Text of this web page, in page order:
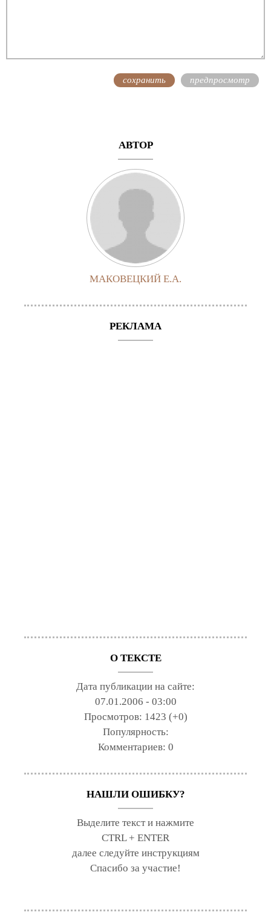
АВТОР
МАКОВЕЦКИЙ Е.А.
РЕКЛАМА
О ТЕКСТЕ
Дата публикации на сайте:
07.01.2006 - 03:00
Просмотров: 1423 (+0)
Популярность:
Комментариев: 0
НАШЛИ ОШИБКУ?
Выделите текст и нажмите
CTRL + ENTER
далее следуйте инструкциям
Спасибо за участие!